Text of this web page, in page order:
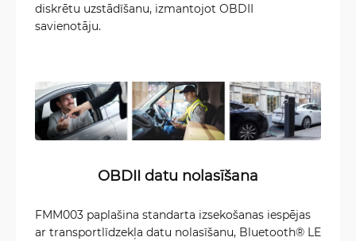
diskrētu uzstādīšanu, izmantojot OBDII
savienotāju.
OBDII datu nolasīšana
FMM003 paplašina standarta izsekošanas iespējas
ar transportlīdzekļa datu nolasīšanu, Bluetooth® LE